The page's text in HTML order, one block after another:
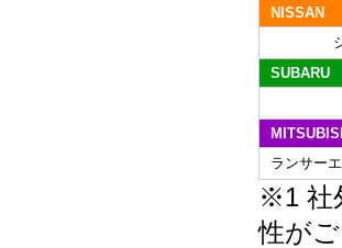
NISSAN
SUBARU
ランサー
※1 社
性が